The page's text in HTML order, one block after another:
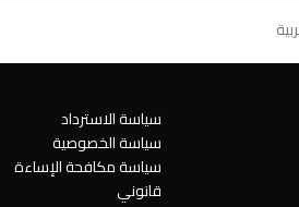
سياسة الاسترداد
سياسة الخصوصية
سياسة مكافحة الإساءة
قانوني